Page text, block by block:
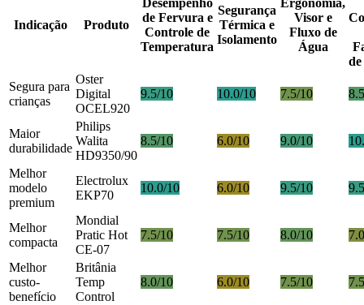
Indicação Produto
Desempenho
de Fervura e
Controle de
Temperatura
Segurança
Térmica e
Isolamento
Ergonomia,
Visor e
Fluxo de
Água
Segura para
crianças
Oster
Digital
OCEL920
9.5/10 10.0/10 7.5/10
Maior
durabilidade
Philips
Walita
HD9350/90
8.5/10 6.0/10 9.0/10
Melhor
modelo
premium
Electrolux
EKP70
10.0/10 6.0/10 9.5/10
Melhor
compacta
Mondial
Pratic Hot
CE-07
7.5/10 7.5/10 8.0/10
Melhor
custo-
benefício
Britânia
Temp
Control
8.0/10 6.0/10 7.5/10